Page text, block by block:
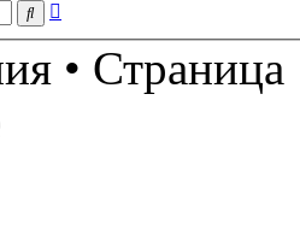
Поиск
• Страница